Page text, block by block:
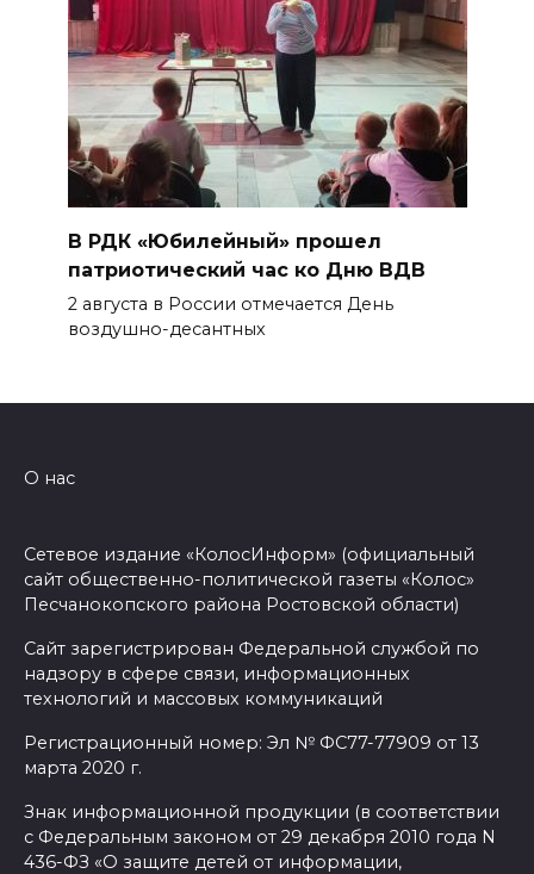
В РДК «Юбилейный» прошел
патриотический час ко Дню ВДВ
2 августа в России отмечается День
воздушно-десантных
О нас
Сетевое издание «КолосИнформ» (официальный
сайт общественно-политической газеты «Колос»
Песчанокопского района Ростовской области)
Сайт зарегистрирован Федеральной службой по
надзору в сфере связи, информационных
технологий и массовых коммуникаций
Регистрационный номер: Эл № ФС77-77909 от 13
марта 2020 г.
Знак информационной продукции (в соответствии
с Федеральным законом от 29 декабря 2010 года N
436-ФЗ «О защите детей от информации,